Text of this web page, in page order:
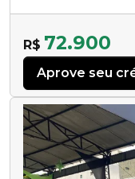
R$ 72.900
Aprove seu